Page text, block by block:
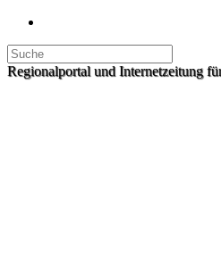
Regionalportal und Internetzeitung